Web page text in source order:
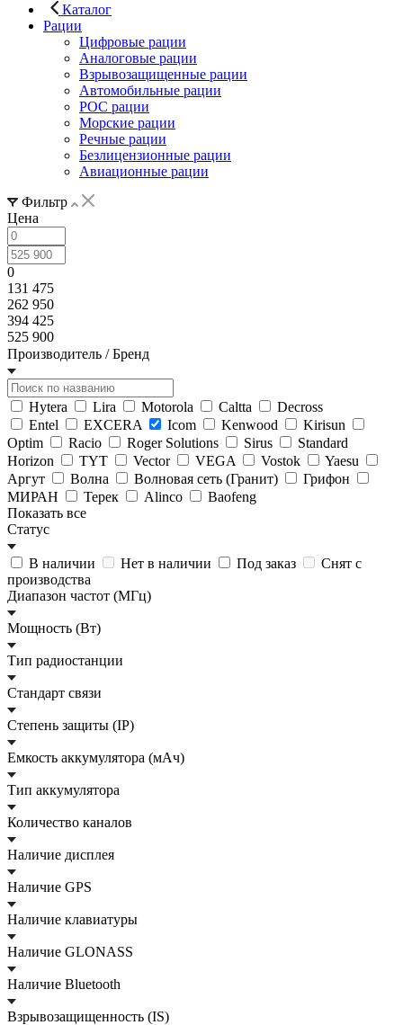
Каталог
Рации
Цифровые рации
Аналоговые рации
Взрывозащищенные рации
Автомобильные рации
POC рации
Морские рации
Речные рации
Безлицензионные рации
Авиационные рации
Фильтр
Цена
0
131 475
262 950
394 425
525 900
Производитель / Бренд
Hytera Lira Motorola Caltta
Decross
Entel
EXCERA Icom Kenwood
Kirisun
Optim
Racio Roger Solutions Sirus
Standard
Horizon
TYT Vector VEGA Vostok
Yaesu
Аргут
Волна Волновая сеть (Гранит)
Грифон
МИРАН
Терек Alinco
Baofeng
Показать все
Статус
В наличии Нет в наличии Под заказ
Снят с
производства
Диапазон частот (МГц)
Мощность (Вт)
Тип радиостанции
Стандарт связи
Степень защиты (IP)
Емкость аккумулятора (мАч)
Тип аккумулятора
Количество каналов
Наличие дисплея
Наличие GPS
Наличие клавиатуры
Наличие GLONASS
Наличие Bluetooth
Взрывозащищенность (IS)